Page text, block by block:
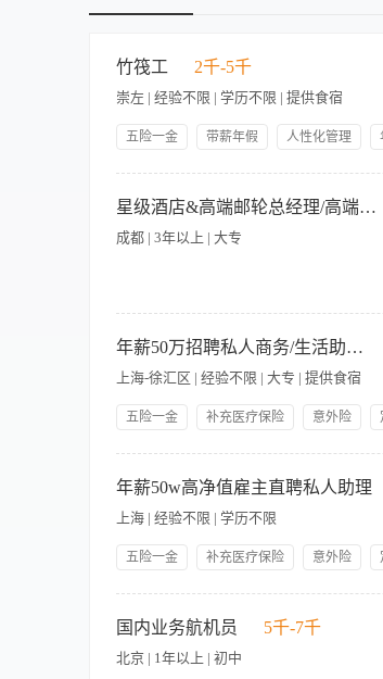
竹筏工 2千-5千
崇左 | 经验不限 | 学历不限 | 提供食宿
五险一金 带薪年假 人性化管理
规定，正确使用安全设备。 关注水域环境变
竹筏下午茶等特色水上服务项目的执行。 完
质：建议持有内河适航船员证，有操作竹筏、
沟通能力：具备一定的讲解与沟通能力，能
小时，分为a班（全天）和b班（半天） 月休
星级酒店&高端邮轮总经理/高端旅游专列运营
成都 | 3年以上 | 大专
运营管理，涵盖管家服务、客房住宿、定制
管理、品质管控、活动落地、突发应急统筹
务体系运营管理，统筹管家团队、客房住宿、
2、团队管理督导：负责随车管家、调酒侍酒
题，保障团队高效、有序、标准化作业。 3、
服务等各项事宜，保障行程全程顺畅落地。 4
损耗，优化运营成本，提升整体运营效益。 6
文娱活动，丰富行程体验，提升产品溢价与
具。 2、大专及以上学历，酒店管理、旅游
通谈判能力与应急处理能力，能同时统筹多
客群服务标准。 7、能适应专列周期随车排
优先加分。 四、薪资待遇 1、综合月薪：18-
年薪50万招聘私人商务/生活助理/全职
上海-徐汇区 | 经验不限 | 大专 | 提供食宿
五险一金 补充医疗保险 意外险
境优质、氛围轻松，是稳定、体面、成长性
议安排，规避时间冲突，保障日常节奏有序
3. 信息整理归档：负责各类资料、账单、文
人员及相关事务沟通，高效传达需求、跟进进
补位、高效落地。 三、工作要求 1. 基本素养
执行力强、效率高，有极强的时间观念和责
不良嗜好，三观正、品行端正，心态积极稳
带教，上手轻松 成长性高，可长期深耕发展
年薪50w高净值雇主直聘私人助理
上海 | 经验不限 | 学历不限
五险一金 补充医疗保险 意外险
定、体面、成长性强的优质岗位。 二、工作
保障日常节奏有序高效。 2. 生活事务协助：
类资料、账单、文件、信息的收集、整理、分
国内业务航机员 5千-7千
北京 | 1年以上 | 初中